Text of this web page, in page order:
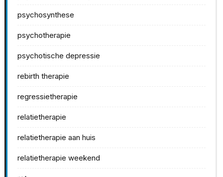
psychosynthese
psychotherapie
psychotische depressie
rebirth therapie
regressietherapie
relatietherapie
relatietherapie aan huis
relatietherapie weekend